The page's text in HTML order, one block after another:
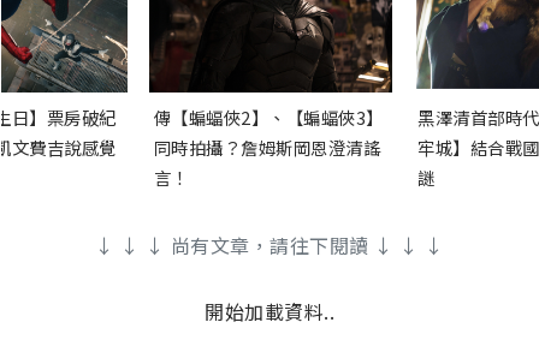
日】票房破紀
文費吉說感覺
傳【蝙蝠俠2】、【蝙蝠俠3】
同時拍攝？詹姆斯岡恩澄清謠
言！
黑澤清首部時
牢城】結合戰
謎
↓ ↓ ↓ 尚有文章，請往下閱讀 ↓ ↓ ↓
開始加載資料..